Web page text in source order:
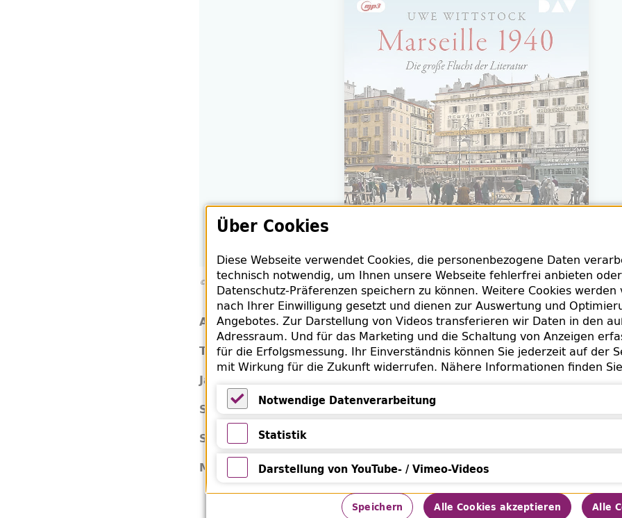
© Der Audio Verlag
Autor: Uwe Wittstock, Erzähler: Julian Mehne
Titel: Marseille 1940 - die große Flucht der Literatur
Jahr:
Sprache: Deutsch
Signatur: L 175,4/73:MP3-CD
Medienart: Hörbuch
Ausleihen
Über Cookies
Diese Webseite verwendet Cookies, die personenbezogene Daten
technisch notwendig, um Ihnen unsere Webseite fehlerfrei anbieten
Datenschutz-Präferenzen speichern zu können. Weitere Cookies
nach Ihrer Einwilligung gesetzt und dienen zur Auswertung und
Angebotes. Zur Darstellung von Videos transferieren wir Daten in den
Adressraum. Und für das Marketing und die Schaltung von Anzeigen
für die Erfolgsmessung. Ihr Einverständnis können Sie jederzeit auf der
mit Wirkung für die Zukunft widerrufen. Nähere Informationen finden Sie
Notwendige Datenverarbeitung
Notwendige Datenverarbeitung
Statistik
Statistik
Darstellung von YouTube- / Vimeo-Videos
Darstellung von YouTube- / Vimeo-Videos
Speichern Alle Cookies akzeptieren Alle